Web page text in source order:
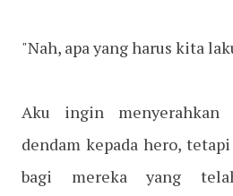
"Nah, apa yang harus kita
Aku ingin menyerahkan
dendam kepada hero,
bagi mereka yang